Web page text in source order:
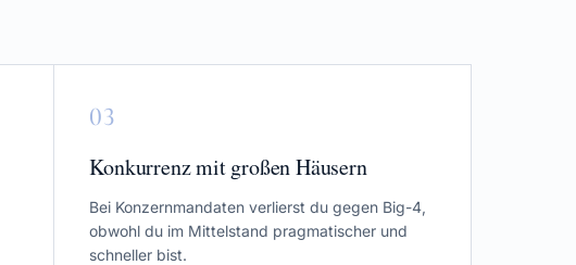
03
Konkurrenz mit großen Häusern
Bei Konzernmandaten verlierst du gegen Big-4,
obwohl du im Mittelstand pragmatischer und
schneller bist.